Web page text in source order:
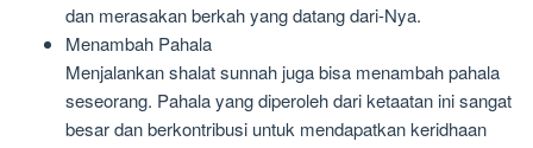
dan merasakan berkah yang datang dari-Nya.
Menambah Pahala
Menjalankan shalat sunnah juga bisa menambah pahala
seseorang. Pahala yang diperoleh dari ketaatan ini sangat
besar dan berkontribusi untuk mendapatkan keridhaan